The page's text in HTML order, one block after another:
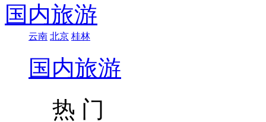
国内旅游
云南 北京 桂林
国内旅游
热 门